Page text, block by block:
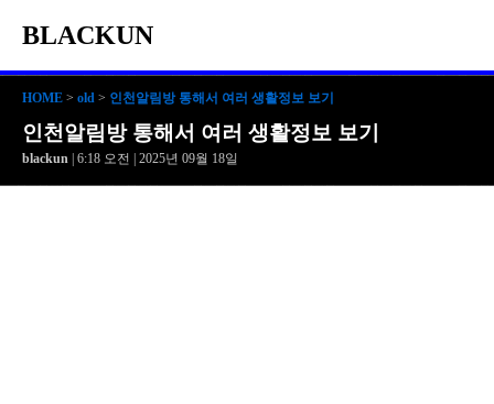
BLACKUN
HOME > old > 인천알림방 통해서 여러 생활정보 보기
인천알림방 통해서 여러 생활정보 보기
blackun | 6:18 오전 | 2025년 09월 18일